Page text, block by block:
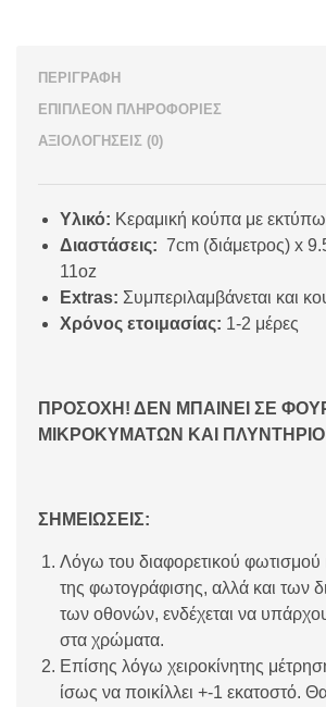
ΠΕΡΙΓΡΑΦΉ
ΕΠΙΠΛΈΟΝ ΠΛΗΡΟΦΟΡΊΕΣ
ΑΞΙΟΛΟΓΉΣΕΙΣ (0)
Υλικό: Κεραμική κούπα με
Διαστάσεις: 7cm (διάμετρος) x
11oz
Extras: Συμπεριλαμβάνεται και
Χρόνος ετοιμασίας: 1-2 μέρες
ΠΡΟΣΟΧΗ! ΔΕΝ ΜΠΑΙΝΕΙ ΣΕ
ΜΙΚΡΟΚΥΜΑΤΩΝ ΚΑΙ
ΣΗΜΕΙΩΣΕΙΣ:
Λόγω του διαφορετικού φωτισμού
της φωτογράφισης, αλλά και των
των οθονών, ενδέχεται να
στα χρώματα.
Επίσης λόγω χειροκίνητης
ίσως να ποικίλλει +-1 εκατοστό.